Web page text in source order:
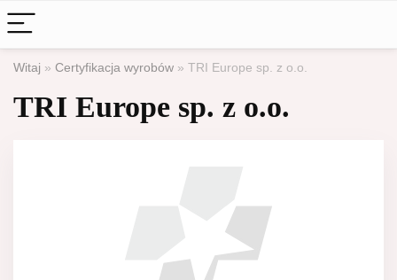
Witaj » Certyfikacja wyrobów » TRI Europe sp. z o.o.
TRI Europe sp. z o.o.